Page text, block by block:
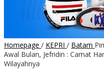
Homepage / KEPRI / Batam
Awal Bulan, Jefridin : Camat
Wilayahnya